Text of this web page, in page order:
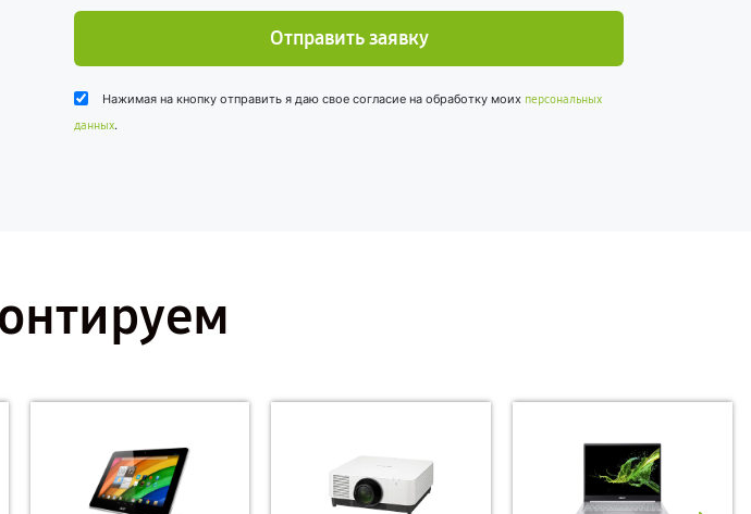
Отправить заявку
Нажимая на кнопку отправить я даю свое согласие на обработку моих персональных
данных.